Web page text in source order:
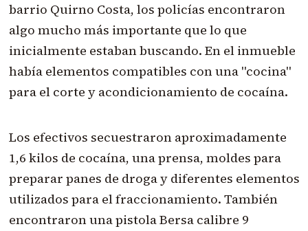
barrio Quirno Costa, los policías encontraron
algo mucho más importante que lo que
inicialmente estaban buscando. En el inmueble
había elementos compatibles con una "cocina"
para el corte y acondicionamiento de cocaína.
Los efectivos secuestraron aproximadamente
1,6 kilos de cocaína, una prensa, moldes para
preparar panes de droga y diferentes elementos
utilizados para el fraccionamiento. También
encontraron una pistola Bersa calibre 9